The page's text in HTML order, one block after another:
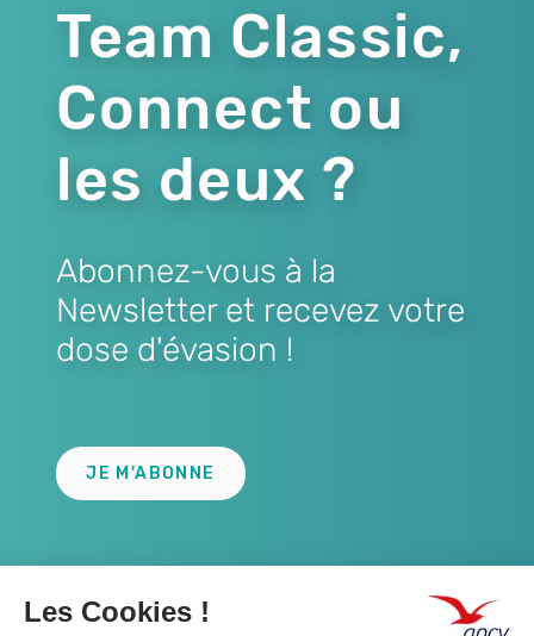
Team Classic,
Connect ou
les deux ?
Abonnez-vous à la
Newsletter et recevez votre
dose d'évasion !
JE M'ABONNE